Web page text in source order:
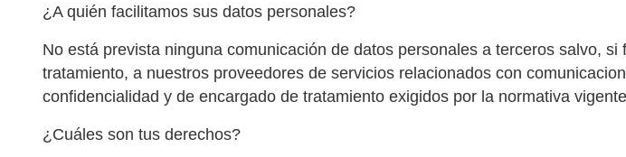
¿A quién facilitamos sus datos personales?
No está prevista ninguna comunicación de datos personales a terceros salvo,
tratamiento, a nuestros proveedores de servicios relacionados con
confidencialidad y de encargado de tratamiento exigidos por la normativa
¿Cuáles son tus derechos?